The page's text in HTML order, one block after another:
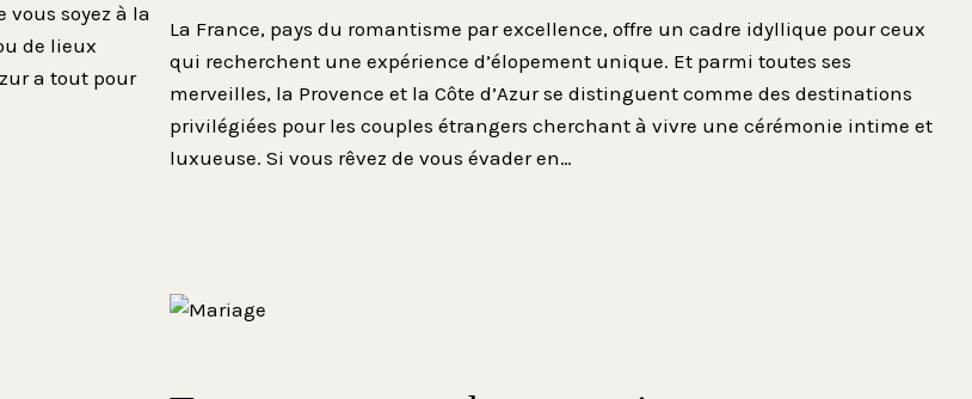
soyez à la
de lieux
a tout pour
La France, pays du romantisme par excellence, offre un cadre idyllique pour ceux
qui recherchent une expérience d’élopement unique. Et parmi toutes ses
merveilles, la Provence et la Côte d’Azur se distinguent comme des destinations
privilégiées pour les couples étrangers cherchant à vivre une cérémonie intime et
luxueuse. Si vous rêvez de vous évader en…